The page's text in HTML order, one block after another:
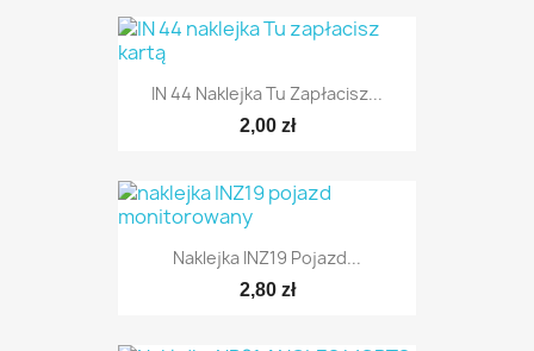
IN 44 Naklejka Tu Zapłacisz...
2,00 zł
Naklejka INZ19 Pojazd...
2,80 zł